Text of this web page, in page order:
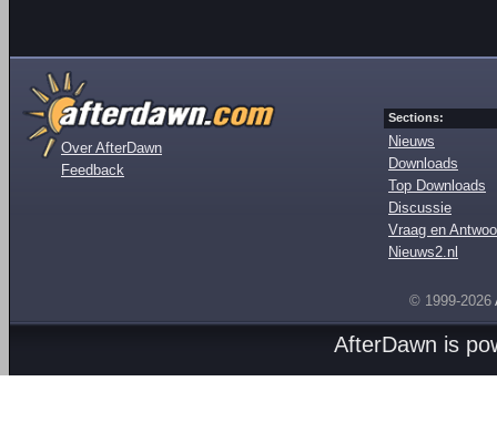
Over AfterDawn
Feedback
Sections:
Nieuws
Downloads
Top Downloads
Discussie
Vraag en
Nieuws2.nl
© 1999-2026
AfterDawn is